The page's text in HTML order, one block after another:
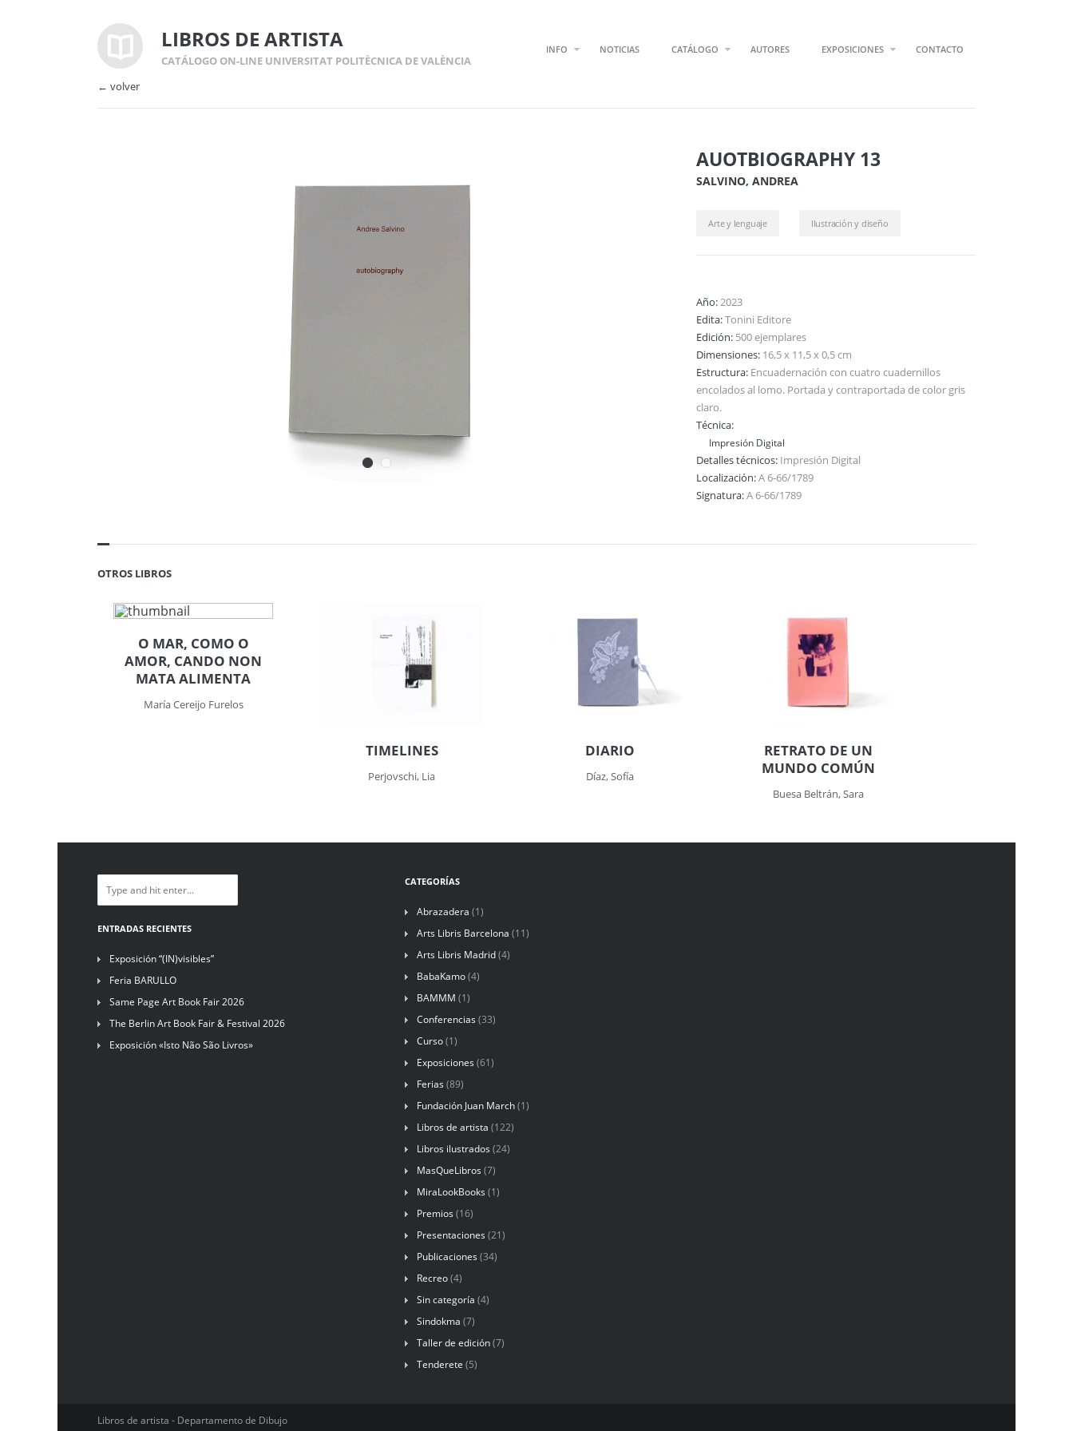
LIBROS DE ARTISTA
CATÁLOGO ON-LINE UNIVERSITAT POLITÈCNICA DE VALÈNCIA
INFO NOTICIAS CATÁLOGO AUTORES EXPOSICIONES CONTACTO
← volver
AUOTBIOGRAPHY 13
SALVINO, ANDREA
Arte y lenguaje Ilustración y diseño
Año:2023
Edita:Tonini Editore
Edición: 500 ejemplares
Dimensiones: 16,5 x 11,5 x 0,5 cm
Estructura: Encuadernación con cuatro cuadernillos
encolados al lomo. Portada y contraportada de color gris
claro.
Técnica:
Impresión Digital
Detalles técnicos: Impresión Digital
Localización:A 6-66/1789
Signatura:A 6-66/1789
OTROS LIBROS
O MAR, COMO O
AMOR, CANDO NON
MATA ALIMENTA
María Cereijo Furelos
TIMELINES
Perjovschi, Lia
DIARIO
Díaz, Sofía
RETRATO DE UN
MUNDO COMÚN
Buesa Beltrán, Sara
ENTRADAS RECIENTES
Exposición “(IN)visibles”
Feria BARULLO
Same Page Art Book Fair 2026
The Berlin Art Book Fair & Festival 2026
Exposición «Isto Não São Livros»
CATEGORÍAS
Abrazadera (1)
Arts Libris Barcelona (11)
Arts Libris Madrid(4)
BabaKamo(4)
BAMMM (1)
Conferencias (33)
Curso(1)
Exposiciones (61)
Ferias (89)
Fundación Juan March(1)
Libros de artista (122)
Libros ilustrados (24)
MasQueLibros (7)
MiraLookBooks (1)
Premios (16)
Presentaciones (21)
Publicaciones (34)
Recreo(4)
Sin categoría (4)
Sindokma (7)
Taller de edición(7)
Tenderete (5)
Libros de artista - Departamento de Dibujo